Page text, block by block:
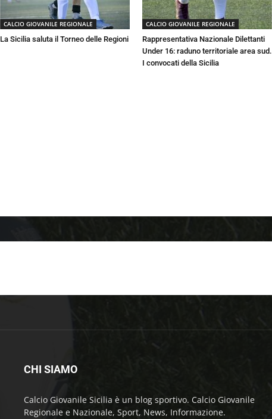
CALCIO GIOVANILE REGIONALE
La Sicilia saluta il Torneo delle Regioni
CALCIO GIOVANILE REGIONALE
Rappresentativa Nazionale Dilettanti
Under 16: raduno territoriale area sud.
I convocati della Sicilia
CHI SIAMO
Calcio Giovanile Sicilia è un blog sportivo. Calcio Giovanile
Regionale e Nazionale, Sport, News, Informazione.